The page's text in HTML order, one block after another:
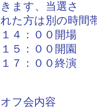
きます、当選さ
れた方は別の時間
１４：００開場
１５：００開園
１７：００終演
オフ会内容